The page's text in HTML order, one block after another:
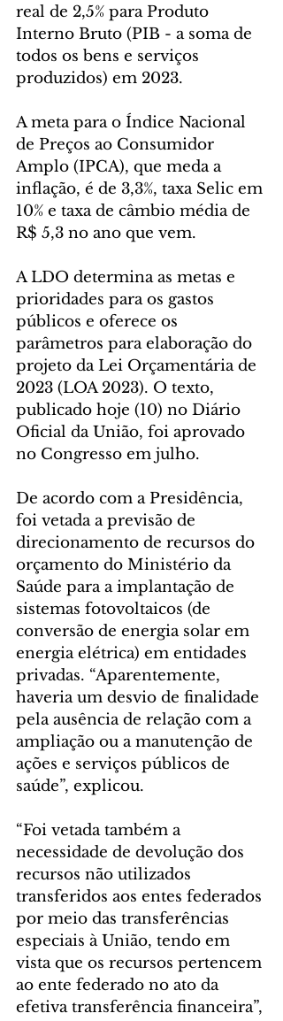
real de 2,5% para Produto
Interno Bruto (PIB - a soma de
todos os bens e serviços
produzidos) em 2023.
A meta para o Índice Nacional
de Preços ao Consumidor
Amplo (IPCA), que meda a
inflação, é de 3,3%, taxa Selic em
10% e taxa de câmbio média de
R$ 5,3 no ano que vem.
A LDO determina as metas e
prioridades para os gastos
públicos e oferece os
parâmetros para elaboração do
projeto da Lei Orçamentária de
2023 (LOA 2023). O texto,
publicado hoje (10) no Diário
Oficial da União, foi aprovado
no Congresso em julho.
De acordo com a Presidência,
foi vetada a previsão de
direcionamento de recursos do
orçamento do Ministério da
Saúde para a implantação de
sistemas fotovoltaicos (de
conversão de energia solar em
energia elétrica) em entidades
privadas. “Aparentemente,
haveria um desvio de finalidade
pela ausência de relação com a
ampliação ou a manutenção de
ações e serviços públicos de
saúde”, explicou.
“Foi vetada também a
necessidade de devolução dos
recursos não utilizados
transferidos aos entes federados
por meio das transferências
especiais à União, tendo em
vista que os recursos pertencem
ao ente federado no ato da
efetiva transferência financeira”,